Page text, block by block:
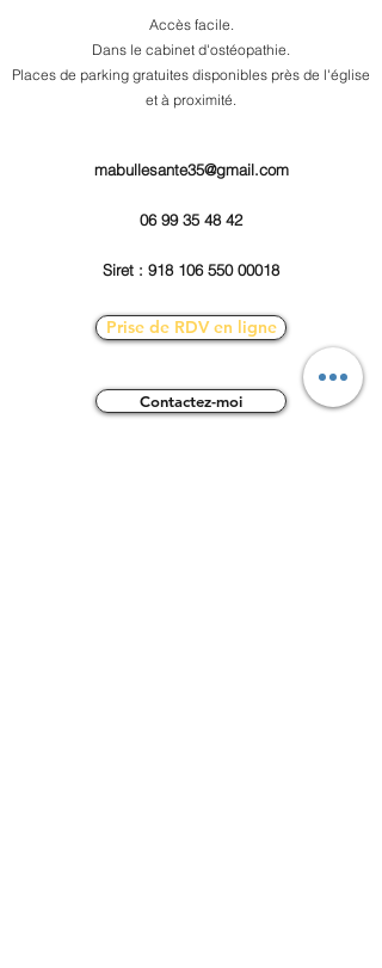
Accès facile.
Dans le cabinet d'ostéopathie.
Places de parking gratuites disponibles près de l'église
et à proximité.
mabullesante35@gmail.com
06 99 35 48 42
Siret : 918 106 550 00018
Prise de RDV en ligne
Contactez-moi